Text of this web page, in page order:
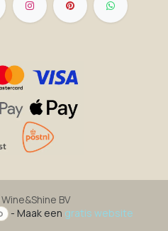
Wine&Shine BV
- Maak een gratis website